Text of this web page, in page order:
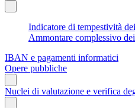
Indicatore di tempestività
Ammontare complessivo
IBAN e pagamenti informatici
Opere pubbliche
Nuclei di valutazione e verifica